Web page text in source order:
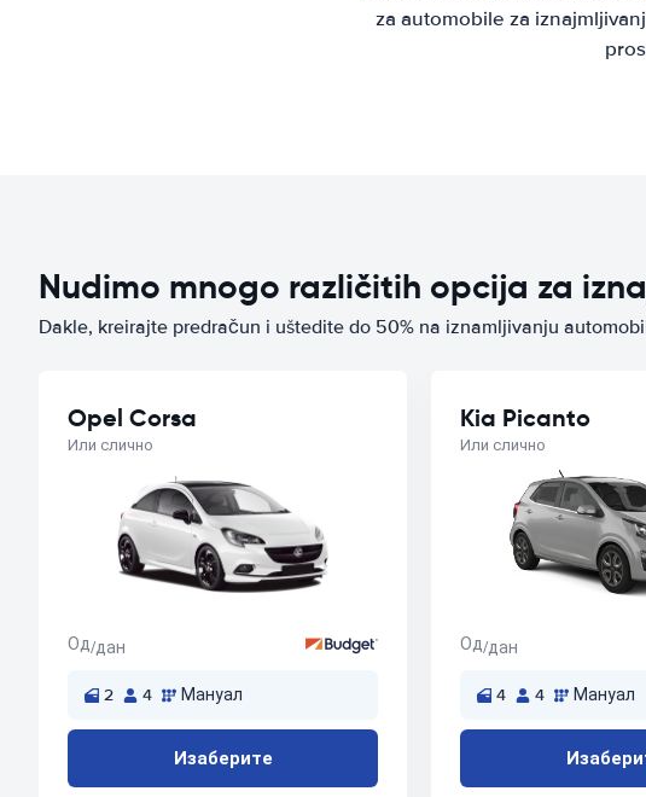
za automobile za
Nudimo mnogo različitih opcija za
Dakle, kreirajte predračun i uštedite do 50% na iznamljivanju
Opel Corsa
Или слично
Од/дан
2 4 Мануал
Изаберите
Kia Picanto
Или слично
Од/дан
4 4 Мануал